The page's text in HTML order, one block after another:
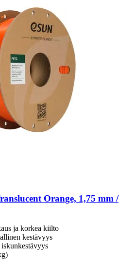
Orange, 1,75 mm /
ja korkea kiilto
kestävyys